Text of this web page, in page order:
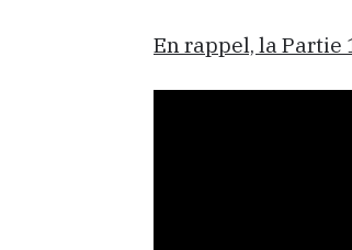
En rappel, la Partie